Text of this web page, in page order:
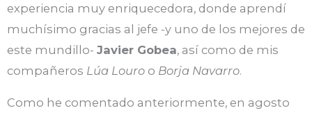
experiencia muy enriquecedora, donde aprendí
muchísimo gracias al jefe -y uno de los mejores de
este mundillo- Javier Gobea, así como de mis
compañeros Lúa Louro o Borja Navarro.
Como he comentado anteriormente, en agosto